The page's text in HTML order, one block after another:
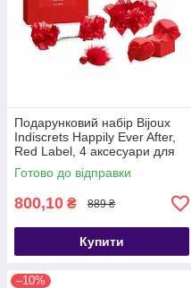
Подарунковий набір Bijoux
Indiscrets Happily Ever After,
Red Label, 4 аксесуари для
задоволення - SO8718
Готово до відправки
800,10 ₴ 889 ₴
Купити
–10%